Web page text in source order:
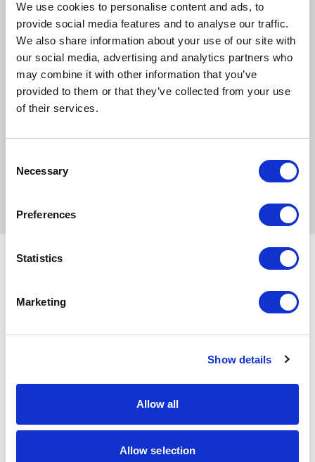
We use cookies to personalise content and ads, to
provide social media features and to analyse our traffic.
We also share information about your use of our site with
our social media, advertising and analytics partners who
may combine it with other information that you’ve
provided to them or that they’ve collected from your use
of their services.
Selection
Necessary
Preferences
Statistics
Marketing
Show details
Allow all
Allow selection
DODAJ KOMENTARZ
NASTĘPNY NEWS
Partnerzy współpracujący